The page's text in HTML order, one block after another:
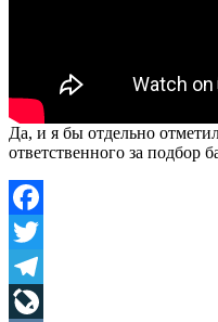
Да, и я бы отдельно
ответственного за подбор
Facebook
Twitter
Telegram